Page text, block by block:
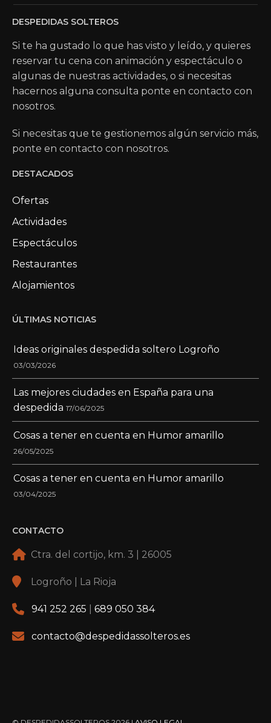
DESPEDIDAS SOLTEROS
Si te ha gustado lo que has visto y leído, y quieres
reservar tu cena con animación y espectáculo o
algunas de nuestras actividades, o si necesitas
hacernos alguna consulta ponte en contacto con
nosotros.
Si necesitas que te gestionemos algún servicio más,
ponte en contacto con nosotros.
DESTACADOS
Ofertas
Actividades
Espectáculos
Restaurantes
Alojamientos
ÚLTIMAS NOTICIAS
Ideas originales despedida soltero Logroño
03/03/2026
Las mejores ciudades en España para una
despedida 17/06/2025
Cosas a tener en cuenta en Humor amarillo
26/05/2025
Cosas a tener en cuenta en Humor amarillo
03/04/2025
CONTACTO
Ctra. del cortijo, km. 3 | 26005
Logroño | La Rioja
941 252 265 689 050 384
contacto@despedidassolteros.es